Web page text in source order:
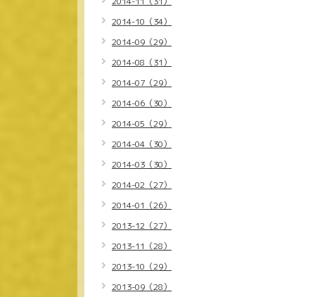
2014-10（34）
2014-09（29）
2014-08（31）
2014-07（29）
2014-06（30）
2014-05（29）
2014-04（30）
2014-03（30）
2014-02（27）
2014-01（26）
2013-12（27）
2013-11（28）
2013-10（29）
2013-09（28）